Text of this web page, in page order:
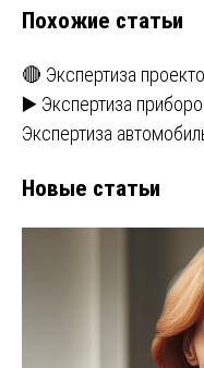
Похожие статьи
🔴 Экспертиза
▶️ Экспертиза
Экспертиза
Новые статьи